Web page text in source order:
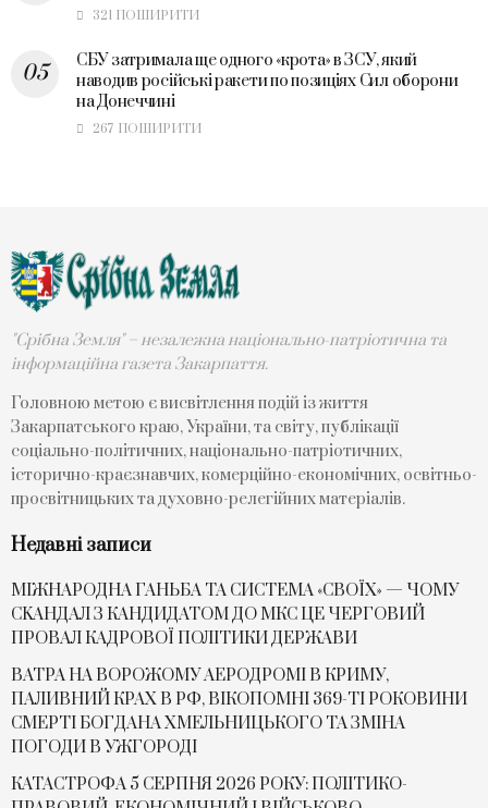
321 ПОШИРИТИ
СБУ затримала ще одного «крота» в ЗСУ, який
наводив російські ракети по позиціях Сил оборони
на Донеччині
267 ПОШИРИТИ
"Срібна Земля" – незалежна національно-патріотична та
інформаційна газета Закарпаття.
Головною метою є висвітлення подій із життя
Закарпатського краю, України, та світу, публікації
соціально-політичних, національно-патріотичних,
історично-краєзнавчих, комерційно-економічних, освітньо-
просвітницьких та духовно-релегійних матеріалів.
Недавні записи
МІЖНАРОДНА ГАНЬБА ТА СИСТЕМА «СВОЇХ» — ЧОМУ
СKАНДАЛ З КАНДИДАТОМ ДО МКС ЦЕ ЧЕРГОВИЙ
ПРОВАЛ КАДРОВОЇ ПОЛІТИКИ ДЕРЖАВИ
ВАТРА НА ВОРОЖОМУ АЕРОДРОМІ В КРИМУ,
ПАЛИВНИЙ КРАХ В РФ, ВІКОПОМНІ 369-ТІ РОКОВИНИ
СМЕРТІ БОГДАНА ХМЕЛЬНИЦЬКОГО ТА ЗМІНА
ПОГОДИ В УЖГОРОДІ
КАТАСТРОФА 5 СЕРПНЯ 2026 РОКУ: ПОЛІТИКО-